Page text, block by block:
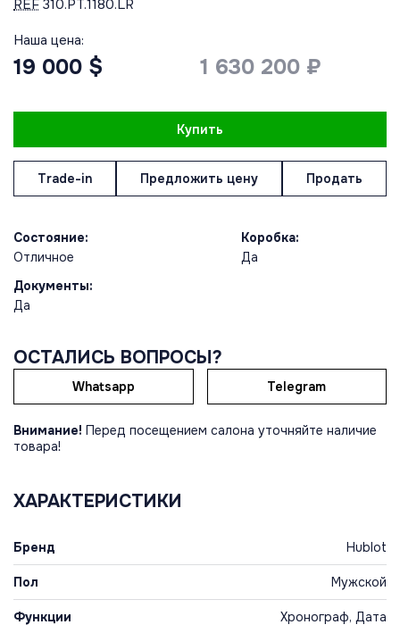
REF 310.PT.1180.LR
Наша цена:
19 000 $ 1 630 200 ₽
Купить
Trade-in Предложить цену Продать
Состояние:
Отличное
Коробка:
Да
Документы:
Да
ОСТАЛИСЬ ВОПРОСЫ?
Whatsapp Telegram
Внимание! Перед посещением салона уточняйте наличие
товара!
ХАРАКТЕРИСТИКИ
Бренд Hublot
Пол Мужской
Функции Хронограф, Дата